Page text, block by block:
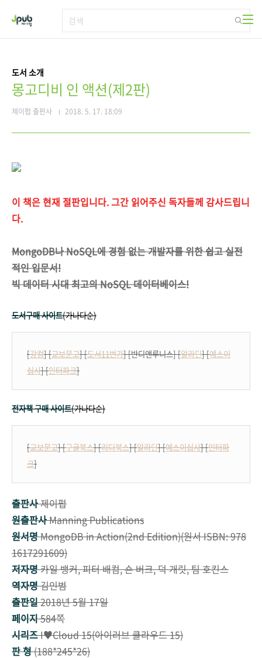
도서 소개
몽고디비 인 액션(제2판)
제이펍 출판사 2018. 5. 17. 18:09
이 책은 현재 절판입니다. 그간 읽어주신 독자들께 감사드립니
다.
MongoDB나 NoSQL에 경험 없는 개발자를 위한 쉽고 실전
적인 입문서!
빅 데이터 시대 최고의 NoSQL 데이터베이스!
도서구매 사이트(가나다순)
[강컴] [교보문고] [도서11번가] [반디앤루니스] [알라딘] [예스이
십사] [인터파크]
전자책 구매 사이트(가나다순)
[교보문고] [구글북스] [리디북스] [알라딘] [예스이십사] [인터파
크]
출판사제이펍
원출판사Manning Publications
원서명MongoDB in Action(2nd Edition)(원서 ISBN: 978
1617291609)
저자명카일 뱅커, 피터 배컴, 숀 버크, 덕 개릿, 팀 호킨스
역자명김인범
출판일2018년 5월 17일
페이지584쪽
시리즈I♥Cloud 15(아이러브 클라우드 15)
판 형(188*245*26)